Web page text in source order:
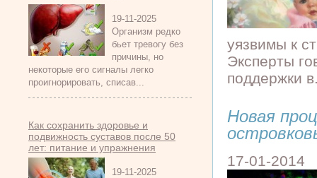
19-11-2025
Организм редко
бьет тревогу без
причины, но
некоторые его сигналы легко
проигнорировать, списав...
Как сохранить здоровье и
подвижность суставов после 50
лет: питание и упражнения
19-11-2025
уязвимы к
Эксперты
поддержки
Новая
17-01-2014